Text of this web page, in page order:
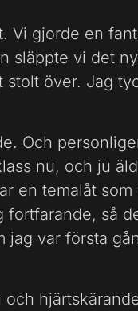
Vi gjorde en
släppte vi det
stolt över. Jag
Och
nu, och ju
en temalåt
så
jag var första